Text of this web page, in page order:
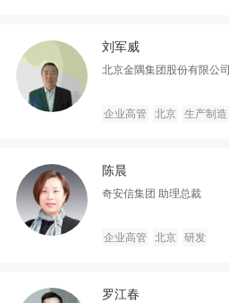
刘军威
北京金隅集团股份有限公司
企业高管 北京 生产制造
陈晨
奇安信集团 助理总裁
企业高管 北京 研发
罗江春